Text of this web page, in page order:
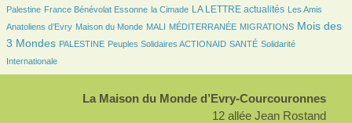
Palestine
111/2438France Bénévolat Essonne
31/2438 la Cimade
800/2438 LA LETTRE actualités
28/2438
Les Amis
Anatoliens d’Evry
84/2438 Maison du Monde
21/2438 MALI
7/2438 MÉDITERRANÉE
134/2438 MIGRATIONS
989/2438
Mois des
3 Mondes
91/2438 PALESTINE
98/2438 Peuples Solidaires ACTIONAID
106/2438 SANTÉ
222/2438
Solidarité
Internationale
La Maison du Monde d’Evry-Courcouronnes
12 allée Jean Rostand